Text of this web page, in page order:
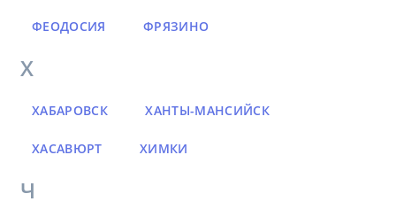
ФЕОДОСИЯ ФРЯЗИНО
Х
ХАБАРОВСК ХАНТЫ-МАНСИЙСК
ХАСАВЮРТ ХИМКИ
Ч